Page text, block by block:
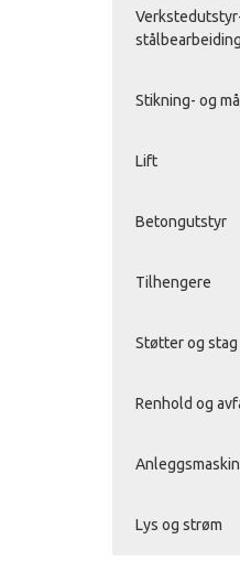
stålbearbeiding
Stikning- og
Lift
Betongutstyr
Tilhengere
Støtter og stag
Renhold og
Lys og strøm